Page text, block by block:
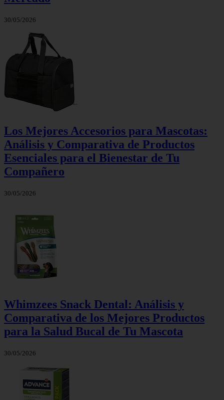
30/05/2026
Los Mejores Accesorios para Mascotas:
Análisis y Comparativa de Productos
Esenciales para el Bienestar de Tu
Compañero
30/05/2026
Whimzees Snack Dental: Análisis y
Comparativa de los Mejores Productos
para la Salud Bucal de Tu Mascota
30/05/2026